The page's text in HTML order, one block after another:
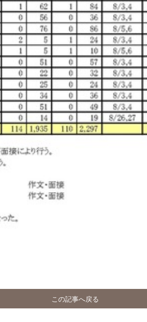
この記事へ戻る